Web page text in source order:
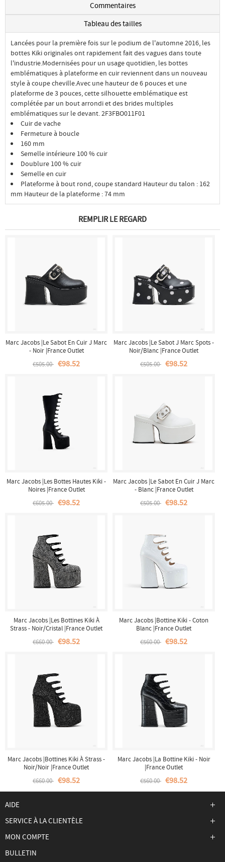
Commentaires
Tableau des tailles
Lancées pour la première fois sur le podium de l'automne 2016, les
bottes Kiki originales ont rapidement fait des vagues dans toute
l'industrie.Modernisées pour un usage quotidien, les bottes
emblématiques à plateforme en cuir reviennent dans un nouveau
style à coupe cheville.Avec une hauteur de 6 pouces et une
plateforme de 3 pouces, cette silhouette emblématique est
complétée par un bout arrondi et des brides multiples
emblématiques sur le devant. 2F3FBO011F01
Cuir de vache
Fermeture à boucle
160 mm
Semelle intérieure 100 % cuir
Doublure 100 % cuir
Semelle en cuir
Plateforme à bout rond, coupe standard Hauteur du talon : 162
mm Hauteur de la plateforme : 74 mm
REMPLIR LE REGARD
Marc Jacobs |Le Sabot En Cuir J Marc
- Noir |France Outlet
€505.00 €98.52
Marc Jacobs |Le Sabot J Marc Spots -
Noir/Blanc |France Outlet
€505.00 €98.52
Marc Jacobs |Les Bottes Hautes Kiki -
Noires |France Outlet
€605.00 €98.52
Marc Jacobs |Le Sabot En Cuir J Marc
- Blanc |France Outlet
€505.00 €98.52
Marc Jacobs |Les Bottines Kiki À
Strass - Noir/Cristal |France Outlet
€660.00 €98.52
Marc Jacobs |Bottine Kiki - Coton
Blanc |France Outlet
€560.00 €98.52
Marc Jacobs |Bottines Kiki À Strass -
Noir/Noir |France Outlet
€660.00 €98.52
Marc Jacobs |La Bottine Kiki - Noir
|France Outlet
€560.00 €98.52
AIDE
SERVICE À LA CLIENTÈLE
MON COMPTE
BULLETIN